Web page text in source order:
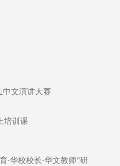
中文演讲大赛
培训课
·华校校长·华文教师”研